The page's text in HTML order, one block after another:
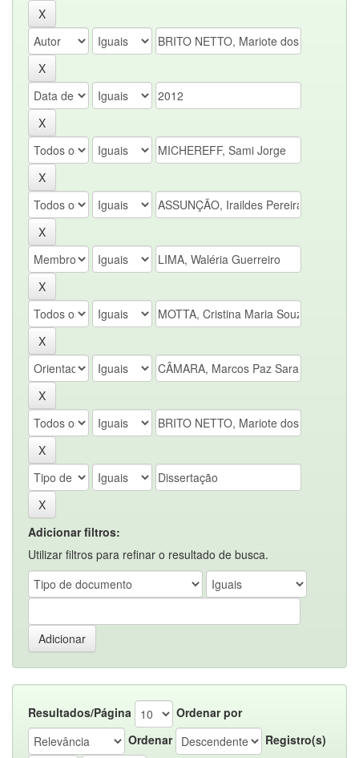
Adicionar filtros:
Utilizar filtros para refinar o resultado de busca.
Resultados/Página
Ordenar por
Ordenar
Registro(s)